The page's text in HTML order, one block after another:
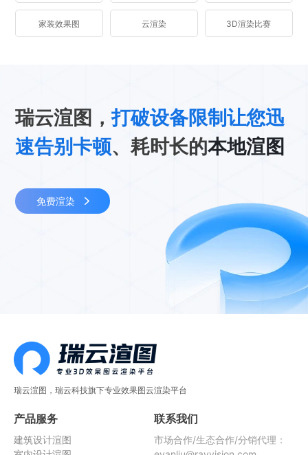
家装效果图 云渲染 3D渲染比赛
瑞云渲图，打破设备限制让您迅
速告别卡顿、耗时长的本地渲图
免费渲染
瑞云渲图，瑞云科技旗下专业效果图云渲染平台
产品服务
建筑设计渲图
联系我们
市场合作/生态合作/分销代理：